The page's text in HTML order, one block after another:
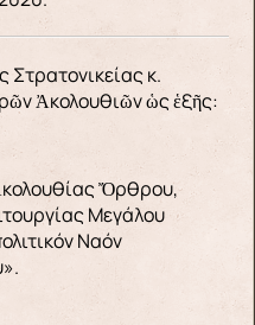
κ.
Ἀκολουθιῶν ὡς ἑξῆς:
Ὄρθρου,
Μεγάλου
Ναόν